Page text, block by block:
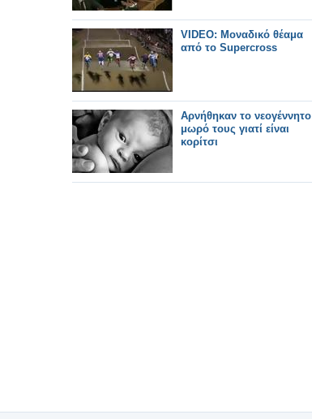
VIDEO: Μοναδικό θέαμα
από το Supercross
Αρνήθηκαν το νεογέννητο
μωρό τους γιατί είναι
κορίτσι